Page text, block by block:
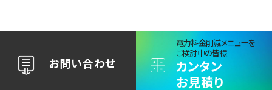
お問い合わせ
電力料金削減メニュー​を
ご検討中の皆様
カンタン
お見積り